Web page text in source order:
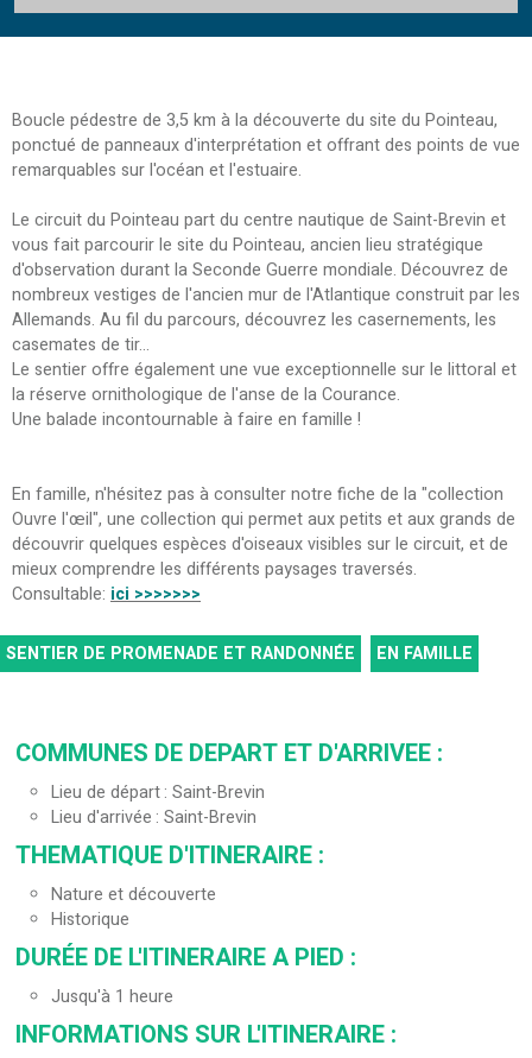
Boucle pédestre de 3,5 km à la découverte du site du Pointeau,
ponctué de panneaux d'interprétation et offrant des points de vue
remarquables sur l'océan et l'estuaire.
Le circuit du Pointeau part du centre nautique de Saint-Brevin et
vous fait parcourir le site du Pointeau, ancien lieu stratégique
d'observation durant la Seconde Guerre mondiale. Découvrez de
nombreux vestiges de l'ancien mur de l'Atlantique construit par les
Allemands. Au fil du parcours, découvrez les casernements, les
casemates de tir...
Le sentier offre également une vue exceptionnelle sur le littoral et
la réserve ornithologique de l'anse de la Courance.
Une balade incontournable à faire en famille !
En famille, n'hésitez pas à consulter notre fiche de la "collection
Ouvre l'œil", une collection qui permet aux petits et aux grands de
découvrir quelques espèces d'oiseaux visibles sur le circuit, et de
mieux comprendre les différents paysages traversés.
Consultable: ici >>>>>>>
SENTIER DE PROMENADE ET RANDONNÉE EN FAMILLE
COMMUNES DE DEPART ET D'ARRIVEE :
Lieu de départ Saint-Brevin
Lieu d'arrivée Saint-Brevin
THEMATIQUE D'ITINERAIRE :
Nature et découverte
Historique
DURÉE DE L'ITINERAIRE A PIED :
Jusqu'à 1 heure
INFORMATIONS SUR L'ITINERAIRE :